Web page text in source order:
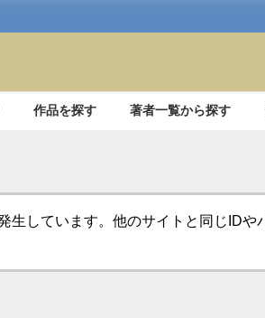
作品を探す 著者一覧から探す
生しています。他のサイトと同じID